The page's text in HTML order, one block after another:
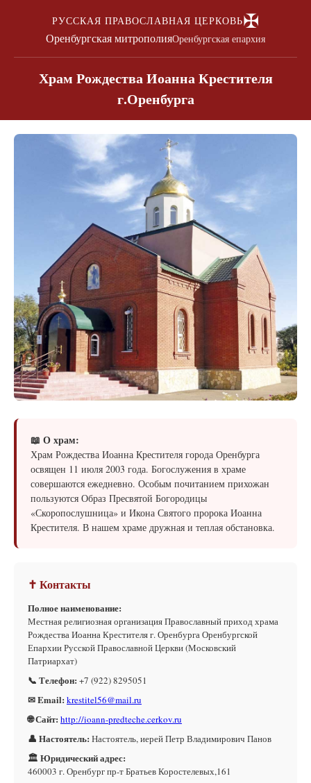
РУССКАЯ ПРАВОСЛАВНАЯ ЦЕРКОВЬ✠
Оренбургская митрополияОренбургская епархия
Храм Рождества Иоанна Крестителя
г.Оренбурга
📖 О храм:
Храм Рождества Иоанна Крестителя города Оренбурга
освящен 11 июля 2003 года. Богослужения в храме
совершаются ежедневно. Особым почитанием прихожан
пользуются Образ Пресвятой Богородицы
«Скоропослушница» и Икона Святого пророка Иоанна
Крестителя. В нашем храме дружная и теплая обстановка.
✝ Контакты
Полное наименование:
Местная религиозная организация Православный приход храма
Рождества Иоанна Крестителя г. Оренбурга Оренбургской
Епархии Русской Православной Церкви (Московский
Патриархат)
📞 Телефон: +7 (922) 8295051
✉ Email: krestitel56@mail.ru
🌐 Сайт: http://ioann-predteche.cerkov.ru
👤 Настоятель: Настоятель, иерей Петр Владимирович Панов
🏛 Юридический адрес:
460003 г. Оренбург пр-т Братьев Коростелевых,161